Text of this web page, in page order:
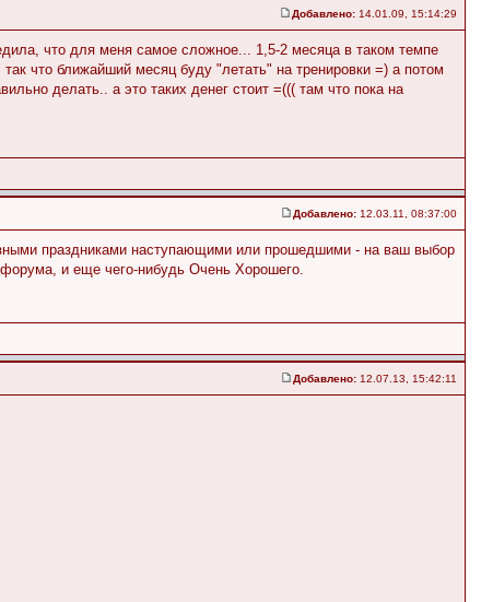
Добавлено: 14.01.09, 15:14:29
что для меня самое сложное... 1,5-2 месяца в таком темпе
что ближайший месяц буду "летать" на тренировки =) а потом
делать.. а это таких денег стоит =((( там что пока на
Добавлено: 12.03.11, 08:37:00
праздниками наступающими или прошедшими - на ваш выбор
и еще чего-нибудь Очень Хорошего.
Добавлено: 12.07.13, 15:42:11